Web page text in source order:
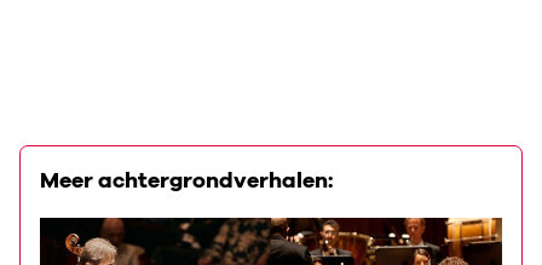
Meer achtergrondverhalen: